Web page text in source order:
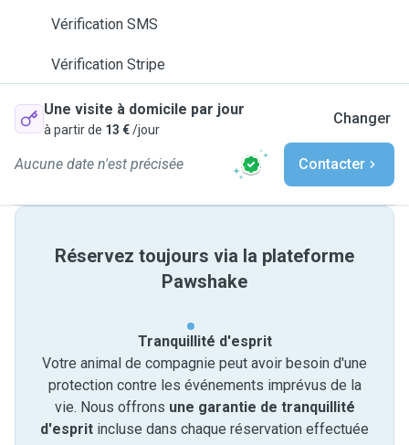
Vérification SMS
Vérification Stripe
Une visite à domicile par jour
à partir de 13 €/jour
Changer
Aucune date n'est précisée Contacter
Réservez toujours via la plateforme
Pawshake
Tranquillité d'esprit
Votre animal de compagnie peut avoir besoin d'une
protection contre les événements imprévus de la
vie. Nous offrons une garantie de tranquillité
d'esprit incluse dans chaque réservation effectuée